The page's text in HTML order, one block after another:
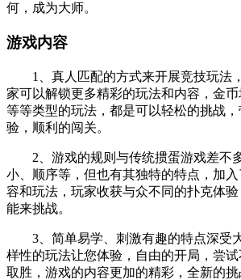
何，成为大师。
游戏内容
1、真人匹配的方式来开展竞技玩法
家可以解锁更多精彩的玩法和内容，金
等等类型的玩法，都是可以轻松的挑战
验，顺利的闯关。
2、游戏的规则与传统掼蛋游戏差不
小、顺序等，但也有其独特的特点，加
容和玩法，玩家收获与众不同的扑克体
能来挑战。
3、简单易学、刺激有趣的特点深受
样性的玩法让您体验，自由的开局，尝
取胜，游戏的内容更加的精彩，全新的挑